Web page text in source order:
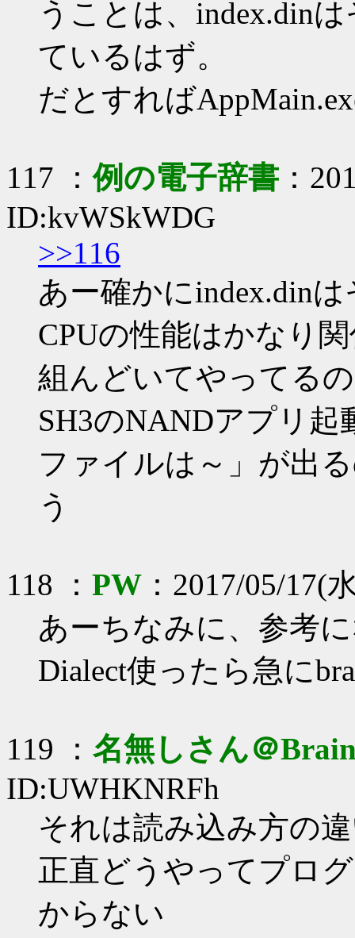
うことは、index.din
ているはず。
だとすれば
117 ：例の電子辞書 ：
ID:kvWSkWDG
>>116
あー確かにindex.din
CPUの性能はかなり
組んどいてやってる
SH3のNANDアプリ
ファイルは～」が出
う
118 ： PW ：2017/05/17(
あーちなみに、参考
Dialect使ったら急に
119 ： 名無しさん＠
ID:UWHKNRFh
それは読み込み方の
正直どうやってプロ
からない